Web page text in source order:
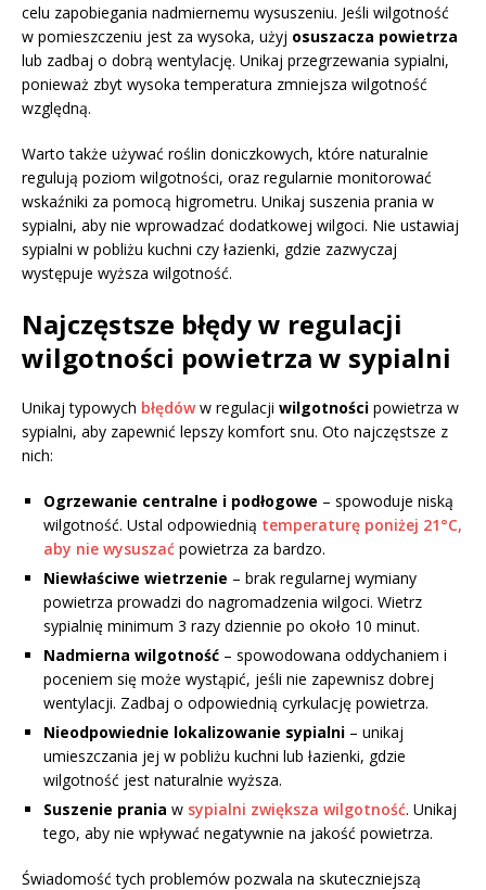
celu zapobiegania nadmiernemu wysuszeniu. Jeśli wilgotność
w pomieszczeniu jest za wysoka, użyj osuszacza powietrza
lub zadbaj o dobrą wentylację. Unikaj przegrzewania sypialni,
ponieważ zbyt wysoka temperatura zmniejsza wilgotność
względną.
Warto także używać roślin doniczkowych, które naturalnie
regulują poziom wilgotności, oraz regularnie monitorować
wskaźniki za pomocą higrometru. Unikaj suszenia prania w
sypialni, aby nie wprowadzać dodatkowej wilgoci. Nie ustawiaj
sypialni w pobliżu kuchni czy łazienki, gdzie zazwyczaj
występuje wyższa wilgotność.
Najczęstsze błędy w regulacji
wilgotności powietrza w sypialni
Unikaj typowych błędóww regulacji wilgotności powietrza w
sypialni, aby zapewnić lepszy komfort snu. Oto najczęstsze z
nich:
Ogrzewanie centralne i podłogowe – spowoduje niską
wilgotność. Ustal odpowiednią temperaturę poniżej 21°C,
aby nie wysuszać powietrza za bardzo.
Niewłaściwe wietrzenie – brak regularnej wymiany
powietrza prowadzi do nagromadzenia wilgoci. Wietrz
sypialnię minimum 3 razy dziennie po około 10 minut.
Nadmierna wilgotność – spowodowana oddychaniem i
poceniem się może wystąpić, jeśli nie zapewnisz dobrej
wentylacji. Zadbaj o odpowiednią cyrkulację powietrza.
Nieodpowiednie lokalizowanie sypialni – unikaj
umieszczania jej w pobliżu kuchni lub łazienki, gdzie
wilgotność jest naturalnie wyższa.
Suszenie prania w sypialni zwiększa wilgotność. Unikaj
tego, aby nie wpływać negatywnie na jakość powietrza.
Świadomość tych problemów pozwala na skuteczniejszą